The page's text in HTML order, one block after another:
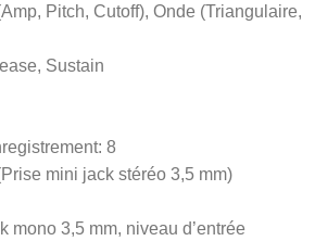
Pitch, Cutoff), Onde (Triangulaire,
Sustain
8
mini jack stéréo 3,5 mm)
mono 3,5 mm, niveau d’entrée